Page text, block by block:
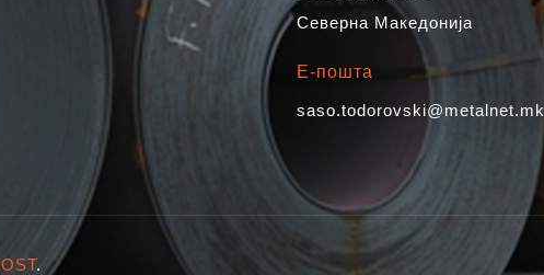
Северна Македонија
Е-пошта
saso.todorovski@metalnet.mk
.